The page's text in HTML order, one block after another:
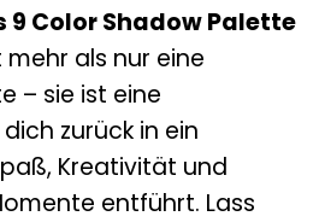
9 Color Shadow Palette
mehr als nur eine
– sie ist eine
zurück in ein
Kreativität und
entführt. Lass